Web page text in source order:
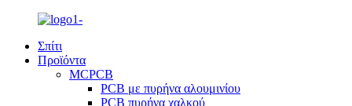
Σπίτι
Προϊόντα
MCPCB
PCB με πυρήνα αλουμινίου
PCB πυρήνα χαλκού